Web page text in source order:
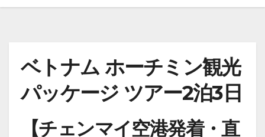
ベトナム ホーチミン観光
パッケージ ツアー2泊3日
【チェンマイ空港発着・直